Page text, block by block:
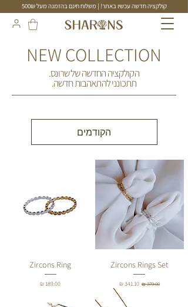
קולקציה חדשה עכשיו באתר! | משלוח חינם בהזמנה מעל 500₪
NEW COLLECTION
הקולקציה החדשה של שרונס.
תתכונני להתאהבות חדשה.
הקודמים
Zircons Rings Set
מחיר רגיל‏379.00 ‏₪ מחיר מבצע‏341.10 ‏₪
Zircons Ring
מחיר